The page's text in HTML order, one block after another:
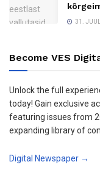
31.
Become VES
Unlock the full
today! Gain exclusive
featuring issues from
expanding library of
Digital Newspaper →